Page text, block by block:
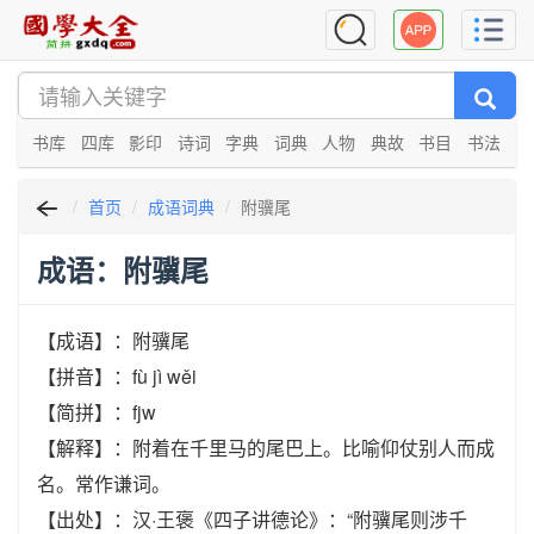
书库 四库 影印 诗词 字典 词典 人物 典故 书目 书法
首页 成语词典 附骥尾
成语：附骥尾
【成语】：附骥尾
【拼音】：fù jì wěi
【简拼】：fjw
【解释】：附着在千里马的尾巴上。比喻仰仗别人而成
名。常作谦词。
【出处】：汉·王褒《四子讲德论》：“附骥尾则涉千